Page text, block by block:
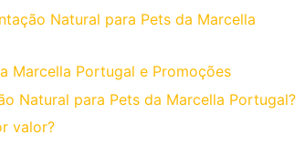
Natural para Pets da Marcella
Marcella Portugal e Promoções
Natural para Pets da Marcella Portugal?
valor?